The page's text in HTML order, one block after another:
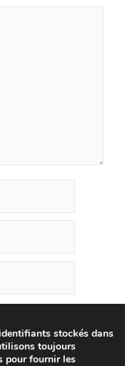
et mon site
stockés dans
toujours
pour fournir les